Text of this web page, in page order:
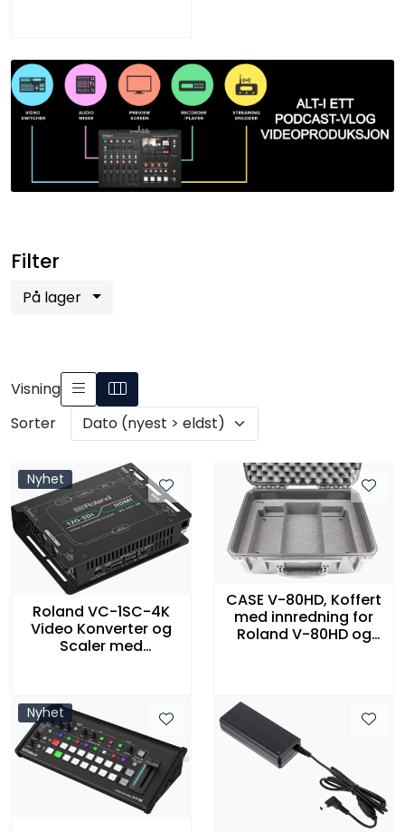
Filter
På lager
Visning
Sorter
Nyhet
Roland VC-1SC-4K
Video Konverter og
Scaler med
CASE V-80HD, Koffert
med innredning for
Roland V-80HD og
Nyhet